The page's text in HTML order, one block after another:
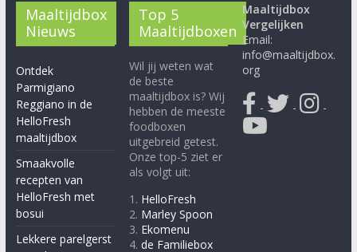
Maaltijdbox
Nieuws
Ontdek
Parmigiano
Reggiano in de
HelloFresh
maaltijdbox
Smaakvolle
recepten van
HelloFresh met
bosui
Lekkere parelgerst
Top 5
Maaltijdboxen
Wil jij weten wat
de beste
maaltijdbox is? Wij
hebben de meeste
foodboxen
uitgebreid getest.
Onze top-5 ziet er
als volgt uit:
1. HelloFresh
2. Marley Spoon
3. Ekomenu
4.de Familiebox
Maaltijdbox
Vergelijken
Email:
info@maaltijdbox.
org
- - -